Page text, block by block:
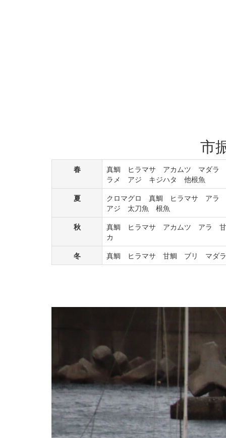
市
春
真鯛 ヒラマサ アカムツ マダ
ラメ アジ キジハタ 他根魚
夏
クロマグロ 真鯛 ヒラマサ ア
アジ 太刀魚 根魚
秋
真鯛 ヒラマサ アカムツ アラ
カ
冬
真鯛 ヒラマサ 甘鯛 ブリ マダ